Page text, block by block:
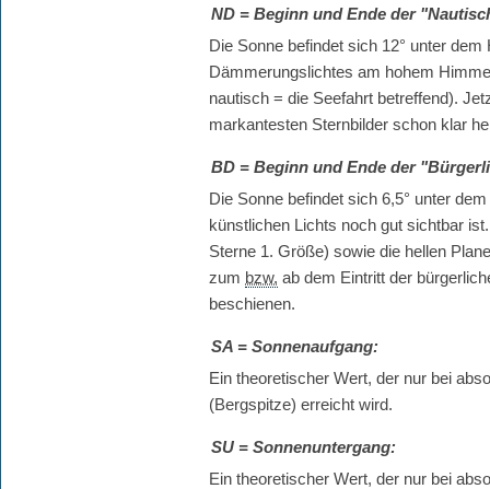
ND = Beginn und Ende der
Die Sonne befindet sich 12° unter
Dämmerungslichtes am hohem
nautisch = die Seefahrt betreffend).
markantesten Sternbilder schon klar
BD = Beginn und Ende der
Die Sonne befindet sich 6,5° unter
künstlichen Lichts noch gut sichtbar
Sterne 1. Größe) sowie die hellen
zum bzw. ab dem Eintritt der
beschienen.
SA = Sonnenaufgang:
Ein theoretischer Wert, der nur bei
(Bergspitze) erreicht wird.
SU = Sonnenuntergang:
Ein theoretischer Wert, der nur bei